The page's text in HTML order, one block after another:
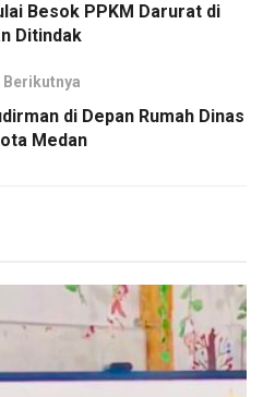
Besok PPKM Darurat di
Ditindak
Berikutnya
di Depan Rumah Dinas
Medan